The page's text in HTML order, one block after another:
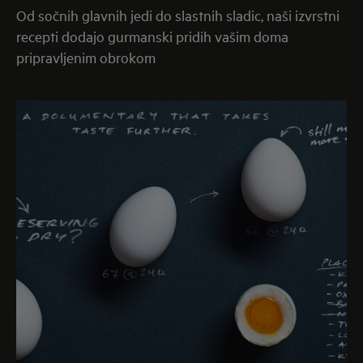
5. Koliko je stara moja kuhalna plošča?
Starost kuhalne plošče lahko ugotovite s pomočjo
serijske številke s ploščice za tehnične navedbe. Prva
števka predstavlja leto, druga in tretja pa teden
6. Na kuhalni plošči se je prikazala koda napake. Kaj
Kode napak imajo različne pomene, odvisno od
težave, ki jo imate. Najbolje, da se obrnete na katerega
od naših
pooblaščenih serviserjev
ali preverite kodo
napake vnavodilih.
7. Kaj pomenijo simboli na kuhalni plošči?
Če niste prepričani, kaj pomenijo simboli na napravi,
lahko vedno pogledate v priložena navodila za
uporabo. Če nimate dostopa do navodil, si lahko
prenesete digitalno različico
Od sočnih glavnih jedi do slastnih sladic, naši izvrstni
recepti dodajo gurmanski pridih vašim doma
pripravljenim obrokom